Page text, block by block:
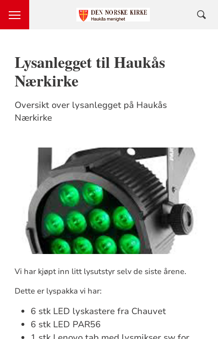
Lysanlegget til Haukås
Nærkirke
Oversikt over lysanlegget på Haukås
Nærkirke
Vi har kjøpt inn litt lysutstyr selv de siste årene.
Dette er lyspakka vi har:
6 stk LED lyskastere fra Chauvet
6 stk LED PAR56